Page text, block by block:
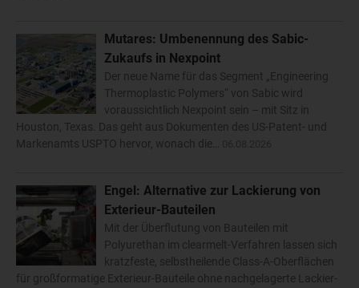
Mutares: Umbenennung des Sabic-
Zukaufs in Nexpoint
Der neue Name für das Segment „Engineering
Thermoplastic Polymers“ von Sabic wird
voraussichtlich Nexpoint sein – mit Sitz in
Houston, Texas. Das geht aus Dokumenten des US-Patent- und
Markenamts USPTO hervor, wonach die…
Engel: Alternative zur Lackierung von
Exterieur-Bauteilen
Mit der Überflutung von Bauteilen mit
Polyurethan im clearmelt-Verfahren lassen sich
kratzfeste, selbstheilende Class-A-Oberflächen
für großformatige Exterieur-Bauteile ohne nachgelagerte Lackier-